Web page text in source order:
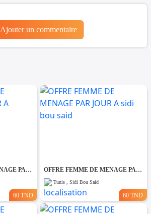
Ajouter un commentaire
OFFRE FEMME DE MENAGE PAR JOUR A khaznadar
60 TND
OFFRE FEMME DE MENAGE PAR JOUR A sidi bou said
Tunis , Sidi Bou Said
60 TND